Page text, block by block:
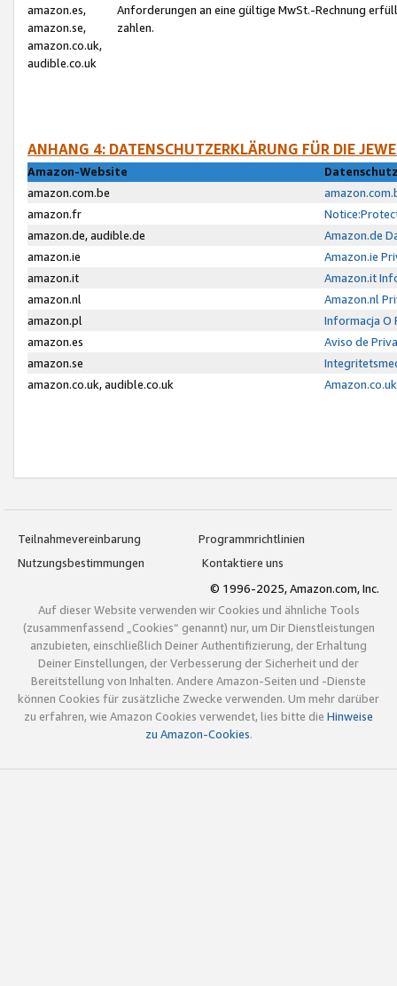
amazon.es,
amazon.se,
amazon.co.uk,
audible.co.uk
Anforderungen an eine gültige MwSt.-Rechnung
zahlen.
ANHANG 4: DATENSCHUTZERKLÄRUNG FÜR DIE
Amazon-Website
amazon.com.be
amazon.fr
amazon.de, audible.de
Amazon.de
amazon.ie
Amazon.ie
amazon.it
Amazon.it
amazon.nl
Amazon.nl
amazon.pl
Informacja O
amazon.es
Aviso de
amazon.se
amazon.co.uk, audible.co.uk
Teilnahmevereinbarung
Programmrichtlinien
Nutzungsbestimmungen
Kontaktiere uns
© 1996-2025, Amazon.com, Inc.
Auf dieser Website verwenden wir Cookies und ähnliche Tools
(zusammenfassend „Cookies“ genannt) nur, um Dir Dienstleistungen
anzubieten, einschließlich Deiner Authentifizierung, der Erhaltung
Deiner Einstellungen, der Verbesserung der Sicherheit und der
Bereitstellung von Inhalten. Andere Amazon-Seiten und -Dienste
können Cookies für zusätzliche Zwecke verwenden. Um mehr darüber
zu erfahren, wie Amazon Cookies verwendet, lies bitte die Hinweise
zu Amazon-Cookies.